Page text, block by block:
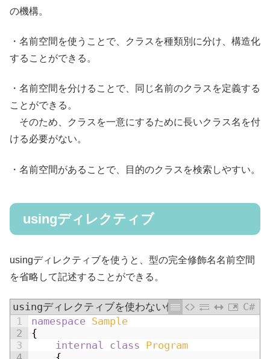
の機構。
・名前空間を使うことで、クラスを種類別に分け、構造化
することができる。
・名前空間を分けることで、同じ名前のクラスを定義する
ことができる。
そのため、クラスを一意にするために長いクラス名を付
ける必要がない。
・名前空間があることで、目的のクラスを検索しやすい。
usingディレクティブ
usingディレクティブを使うと、型の完全修飾名名前空間
を省略して記述することができる。
usingディレクティブを使わない例
C#
1
2
3
namespace Sample
{
internal
class Program